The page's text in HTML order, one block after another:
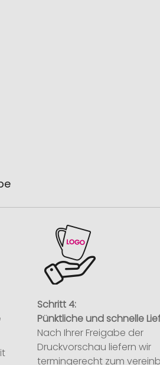
Schritt 4:
Pünktliche und schnelle
Nach Ihrer Freigabe der
Druckvorschau liefern wir
termingerecht zum